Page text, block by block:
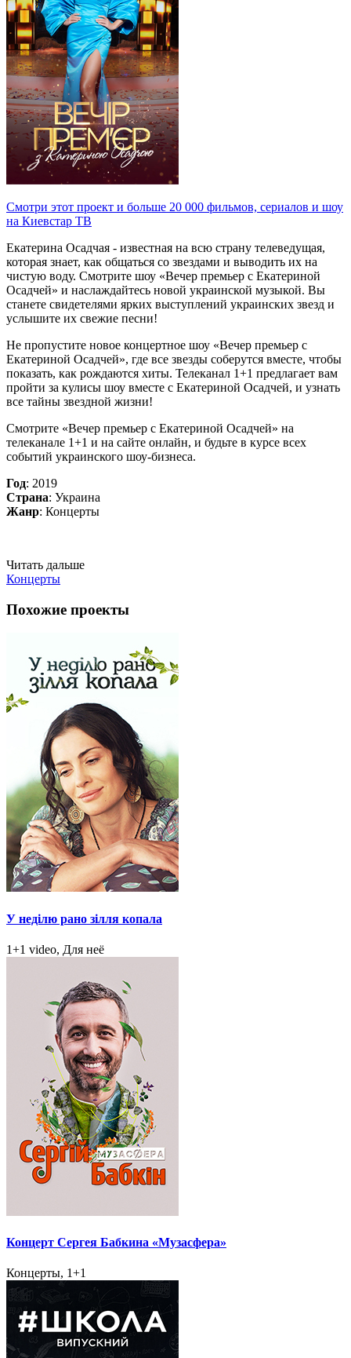
Смотри этот проект и больше 20 000 фильмов, сериалов и шоу
на Киевстар ТВ
Екатерина Осадчая - известная на всю страну телеведущая,
которая знает, как общаться со звездами и выводить их на
чистую воду. Смотрите шоу «Вечер премьер с Екатериной
Осадчей» и наслаждайтесь новой украинской музыкой. Вы
станете свидетелями ярких выступлений украинских звезд и
услышите их свежие песни!
Не пропустите новое концертное шоу «Вечер премьер с
Екатериной Осадчей», где все звезды соберутся вместе, чтобы
показать, как рождаются хиты. Телеканал 1+1 предлагает вам
пройти за кулисы шоу вместе с Екатериной Осадчей, и узнать
все тайны звездной жизни!
Смотрите «Вечер премьер с Екатериной Осадчей» на
телеканале 1+1 и на сайте онлайн, и будьте в курсе всех
событий украинского шоу-бизнеса.
Год: 2019
Страна: Украина
Жанр: Концерты
Читать дальше
Концерты
Похожие проекты
У неділю рано зілля копала
1+1 video, Для неё
Концерт Сергея Бабкина «Музасфера»
Концерты, 1+1